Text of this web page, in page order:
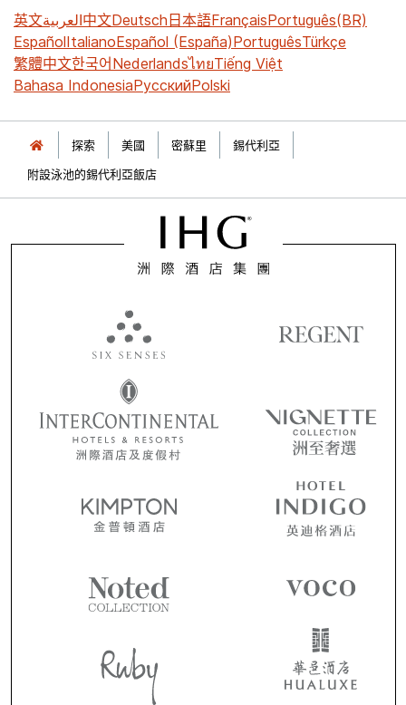
英文العربية中文Deutsch日本語FrançaisPortuguês(BR)
EspañolItalianoEspañol (España)PortuguêsTürkçe
繁體中文한국어NederlandsไทยTiếng Việt
Bahasa IndonesiaРусскийPolski
探索 美國 密蘇里
錫代利亞
附設泳池的錫代利亞飯店